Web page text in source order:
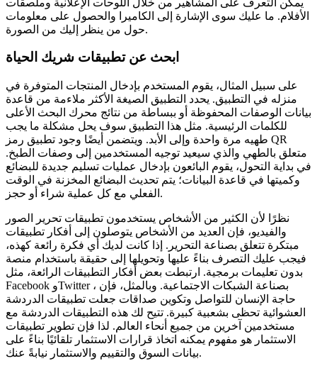
يمكن التعرف على المشاهير من خلال اللوحات الإعلانية وملصقات
الأفلام. ما عليك سوى الإشارة إلى الكاميرا والحصول على معلومات
حول من ينظر إليك من الصورة.
ابحث عن تطبيقات شريك الحياة
على سبيل المثال، يقوم المستخدم بإدخال المنتجات المتوفرة في
منزله في التطبيق. يحدد التطبيق الصيغة الأكثر ملاءمة من قاعدة
بيانات الوصفات المحفوظة أو ببساطة من نتائج محرك البحث الأعلى
للكلمات الرئيسية. مثل هذا التطبيق سوف يحل مشكلة ما يجب
طهيه مرة واحدة وإلى الأبد. ويتضمن أيضًا وجود تطبيق رمز QR
متعلق بالطهي والذي سيعيد توجيه المستخدمين إلى وصفات الطبخ.
في بداية التحول، يقوم البائعون بإدخال عمليات تسليم جديدة للبضائع
وكميتها في قاعدة البيانات؛ يتم تحديث البضائع المخزنة في الوقت
الفعلي مع كل عملية شراء أو حجز.
نظرًا لأن الكثير من الأشخاص يستخدمون تطبيقات تحرير الصور
والفيديو، فإن العديد من الأشخاص يتوصلون إلى أفكار تطبيقات
مبتكرة تتعلق بصناعة التحرير. إذا كانت لديك أي فكرة رائعة كهذه،
فيجب عليك التصرف بناءً عليها وتحويلها إلى حقيقة باستخدام منصة
بدون تعليمات برمجية. ارتبطت بعض أفكار التطبيقات الرائعة، مثل
Facebook وTwitter ، بصناعة الشبكات الاجتماعية. وبالمثل، فإن
حاجة الإنسان للتواصل وتكوين صداقات جعلت تطبيقات الدردشة
العشوائية تحظى بشعبية كبيرة. تتيح لك هذه التطبيقات الدردشة مع
مستخدمين آخرين من جميع أنحاء العالم. لذا فإن تطوير تطبيقات
الاستثمار هو مفهوم يمكنه اتخاذ قرارات الاستثمار تلقائيًا بناءً على
بيانات السوق والتقييم والاستثمار نيابةً عنك.